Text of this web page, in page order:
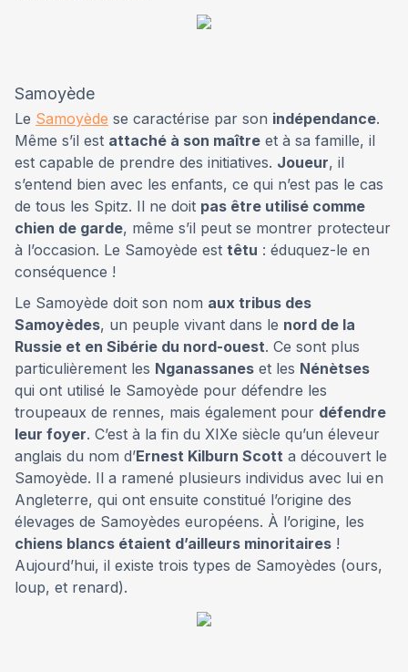
Samoyède
Le Samoyède se caractérise par son indépendance.
Même s’il est attaché à son maître et à sa famille, il
est capable de prendre des initiatives. Joueur, il
s’entend bien avec les enfants, ce qui n’est pas le cas
de tous les Spitz. Il ne doit pas être utilisé comme
chien de garde, même s’il peut se montrer protecteur
à l’occasion. Le Samoyède est têtu : éduquez-le en
conséquence !
Le Samoyède doit son nom aux tribus des
Samoyèdes, un peuple vivant dans le nord de la
Russie et en Sibérie du nord-ouest. Ce sont plus
particulièrement les Nganassanes et les Nénètses
qui ont utilisé le Samoyède pour défendre les
troupeaux de rennes, mais également pour défendre
leur foyer. C’est à la fin du XIXe siècle qu’un éleveur
anglais du nom d’Ernest Kilburn Scott a découvert le
Samoyède. Il a ramené plusieurs individus avec lui en
Angleterre, qui ont ensuite constitué l’origine des
élevages de Samoyèdes européens. À l’origine, les
chiens blancs étaient d’ailleurs minoritaires !
Aujourd’hui, il existe trois types de Samoyèdes (ours,
loup, et renard).